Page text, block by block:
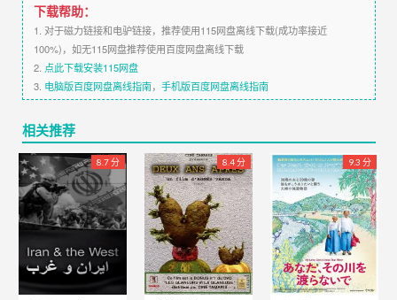
下载帮助：
1. 对于磁力链接和电驴链接，推荐使用115网盘离线下载(成功率接近
100%)，如无115网盘推荐使用百度网盘离线下载
2. 点此下载安装115网盘
3. 电脑版百度网盘离线指南， 手机版百度网盘离线指南
相关推荐
8.7 分 8.4 分 9.3 分